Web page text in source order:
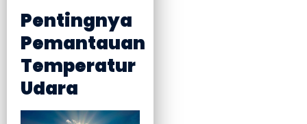
Pentingnya
Pemantauan
Temperatur
Udara